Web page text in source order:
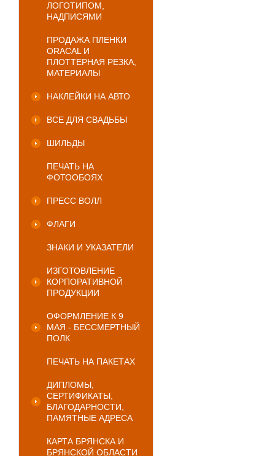
ЛОГОТИПОМ,
НАДПИСЯМИ
ПРОДАЖА ПЛЕНКИ
ORACAL И
ПЛОТТЕРНАЯ РЕЗКА,
МАТЕРИАЛЫ
НАКЛЕЙКИ НА АВТО
ВСЕ ДЛЯ СВАДЬБЫ
ШИЛЬДЫ
ПЕЧАТЬ НА
ФОТООБОЯХ
ПРЕСС ВОЛЛ
ФЛАГИ
ЗНАКИ И УКАЗАТЕЛИ
ИЗГОТОВЛЕНИЕ
КОРПОРАТИВНОЙ
ПРОДУКЦИИ
ОФОРМЛЕНИЕ К 9
МАЯ - БЕССМЕРТНЫЙ
ПОЛК
ПЕЧАТЬ НА ПАКЕТАХ
ДИПЛОМЫ,
СЕРТИФИКАТЫ,
БЛАГОДАРНОСТИ,
ПАМЯТНЫЕ АДРЕСА
КАРТА БРЯНСКА И
БРЯНСКОЙ ОБЛАСТИ